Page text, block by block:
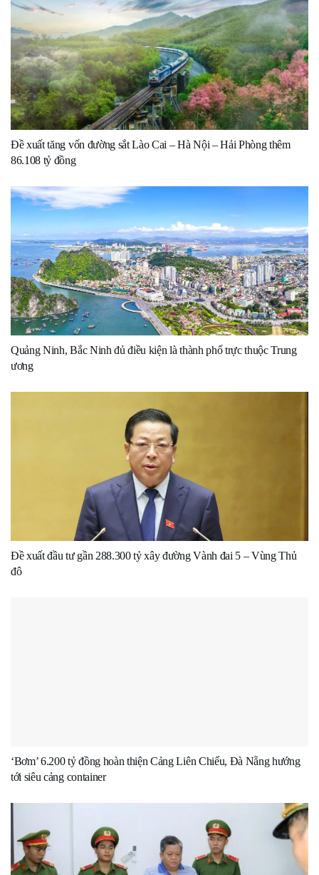
Đề xuất tăng vốn đường sắt Lào Cai – Hà Nội – Hải Phòng thêm
86.108 tỷ đồng
Quảng Ninh, Bắc Ninh đủ điều kiện là thành phố trực thuộc Trung
ương
Đề xuất đầu tư gần 288.300 tỷ xây đường Vành đai 5 – Vùng Thủ
đô
‘Bơm’ 6.200 tỷ đồng hoàn thiện Cảng Liên Chiểu, Đà Nẵng hướng
tới siêu cảng container